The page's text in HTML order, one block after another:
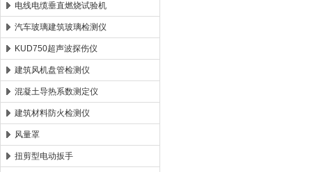
电线电缆垂直燃烧试验机
汽车玻璃建筑玻璃检测仪
KUD750超声波探伤仪
建筑风机盘管检测仪
混凝土导热系数测定仪
建筑材料防火检测仪
风量罩
扭剪型电动扳手